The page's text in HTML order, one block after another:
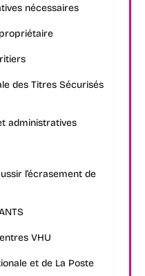
nécessaires
des Titres Sécurisés
administratives
l’écrasement de
VHU
et de La Poste